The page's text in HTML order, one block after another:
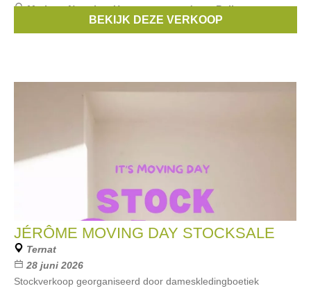
Merken:Noppies,Un ventre pour deux,Balloon,
mamalicious, ...
BEKIJK DEZE VERKOOP
JÉRÔME MOVING DAY STOCKSALE
Ternat
28 juni 2026
Stockverkoop georganiseerd door dameskledingboetiek